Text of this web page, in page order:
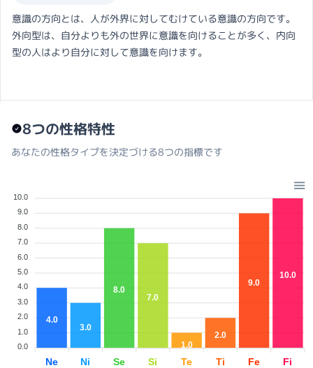
意識の方向とは、人が外界に対してむけている意識の方向です。
外向型は、自分よりも外の世界に意識を向けることが多く、内向
型の人はより自分に対して意識を向けます。
8つの性格特性
あなたの性格タイプを決定づける8つの指標です
10.0
9.0
8.0
7.0
6.0
5.0
4.0
3.0
2.0
1.0
0.0
4.0
3.0
8.0
7.0
1.0
2.0
9.0
10.0
Ne Ni Se Si Te Ti Fe Fi